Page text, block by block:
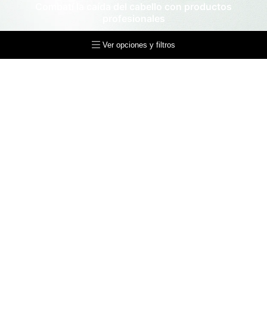
Combatí la caída del cabello con productos
profesionales
Ver opciones y filtros